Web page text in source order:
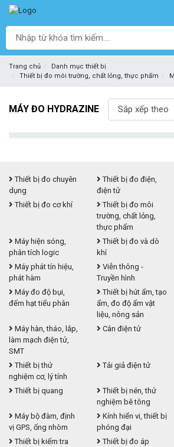
Trang chủ
Danh mục thiết bị
Thiết bị đo môi trường, chất lỏng, thực phẩm
MÁY ĐO HYDRAZINE
Thiết bị đo chuyên
dụng
Thiết bị đo điện,
điện tử
Thiết bị đo cơ khí
Thiết bị đo môi
trường, chất lỏng,
thực phẩm
Máy hiện sóng,
phân tích logic
Thiết bị đo và dò
khí
Máy phát tín hiệu,
phát hàm
Viễn thông -
Truyền hình
Máy đo độ bụi,
đếm hạt tiểu phân
Thiết bị hút ẩm, tạo
ẩm, đo độ ẩm vật
liệu, nông sản
Máy hàn, tháo, lắp,
làm mạch điện tử,
SMT
Cân điện tử
Thiết bị thử
nghiệm cơ, lý tính
Tải giả điện tử
Thiết bị quang
Thiết bị nén, thử
nghiệm bê tông
Máy bộ đàm, định
vị GPS, ống nhòm
Kính hiển vi, thiết bị
phóng đại
Thiết bị kiểm tra
Thiết bị đo áp